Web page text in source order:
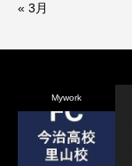
« 3月
Mywork